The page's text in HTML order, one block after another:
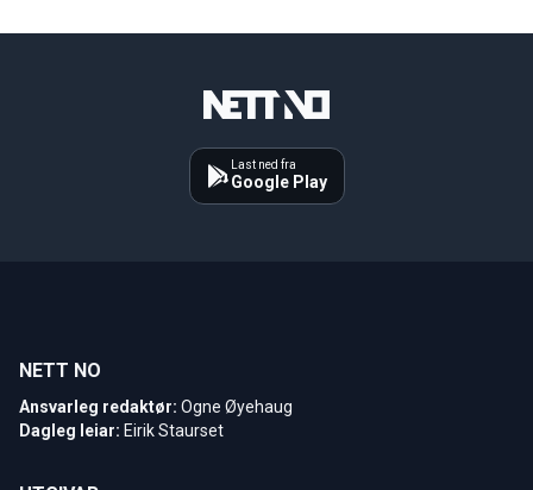
Last ned fra
Google Play
NETT NO
Ansvarleg redaktør: Ogne Øyehaug
Dagleg leiar: Eirik Staurset